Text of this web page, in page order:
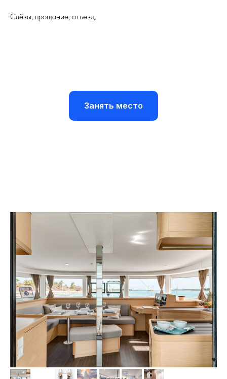
Слёзы, прощание, отъезд.
Занять место